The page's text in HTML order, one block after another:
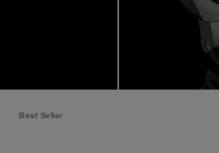
Best Seller